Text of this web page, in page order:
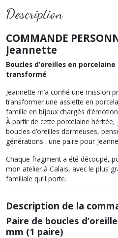
Description
COMMANDE
Jeannette
Boucles d’oreilles en
transformé
Jeannette m’a confié une mission
transformer une assiette en
famille en bijoux chargés
À partir de cette porcelaine héritée,
boucles d’oreilles dormeuses,
générations : une paire pour
Chaque fragment a été découpé,
mon atelier à Calais, avec le plus
familiale qu’il porte.
Description de la
Paire de boucles
mm (1 paire)